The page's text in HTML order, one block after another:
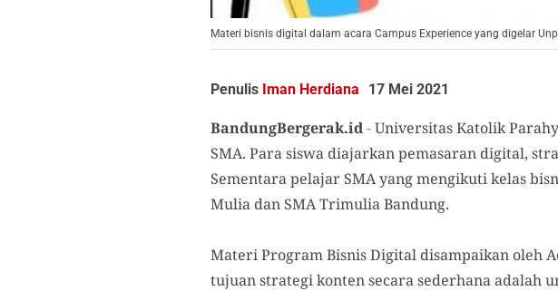
Materi bisnis digital dalam acara Campus Experience yang digelar
Penulis Iman Herdiana 17 Mei 2021
BandungBergerak.id-Universitas Katolik
SMA. Para siswa diajarkan pemasaran digital,
Sementara pelajar SMA yang mengikuti kelas
Mulia dan SMA Trimulia Bandung.
Materi Program Bisnis Digital disampaikan oleh
tujuan strategi konten secara sederhana adalah